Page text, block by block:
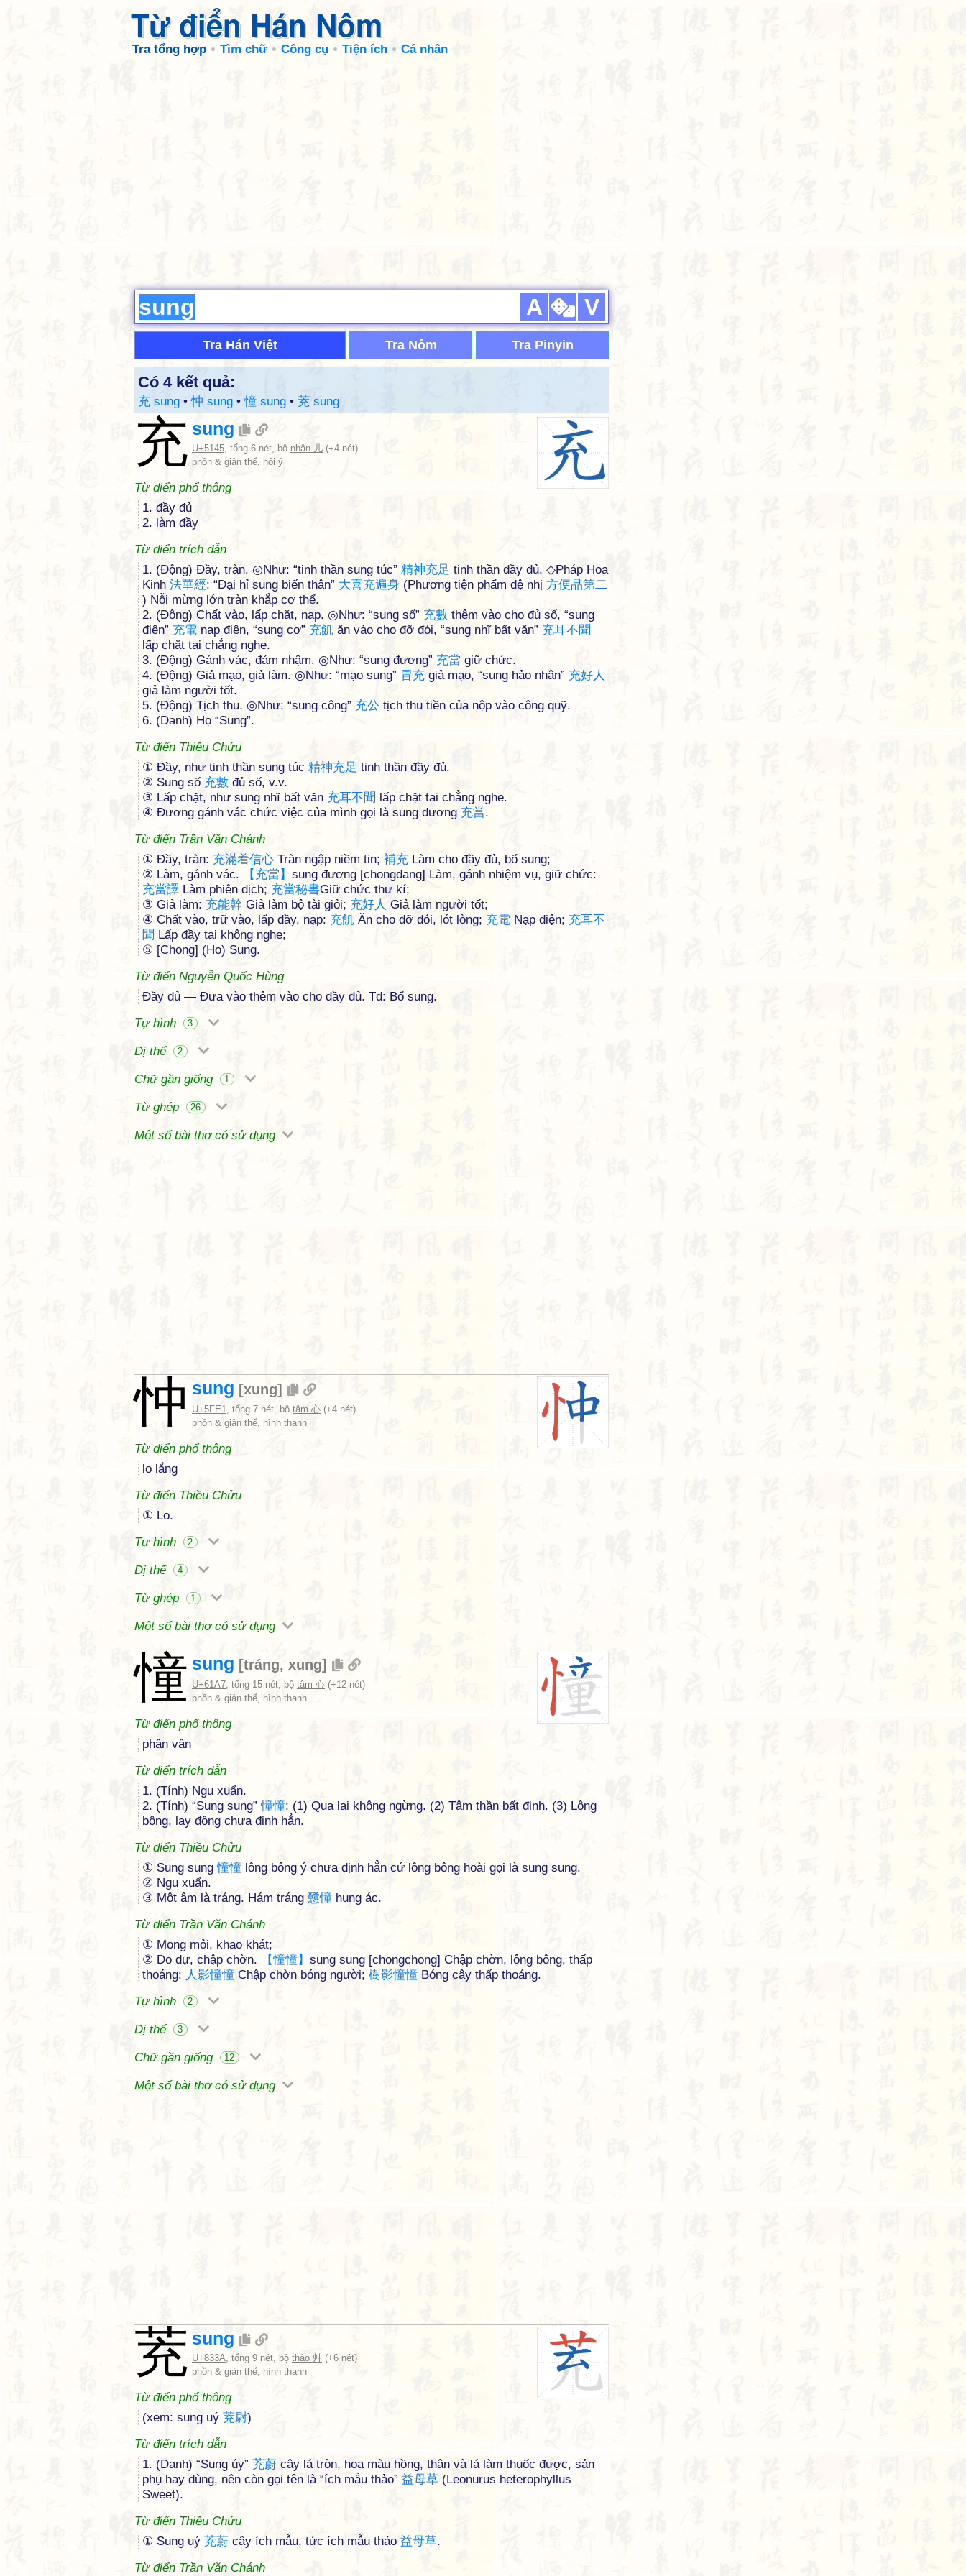
Từ điển Hán Nôm
Tra tổng hợp Tìm chữ Công cụ Tiện ích Cá nhân
A V
Tra Hán Việt Tra Nôm Tra Pinyin
Có 4 kết quả:
充 sung •忡 sung •憧 sung • 茺 sung
充 sung
U+5145, tổng 6 nét, bộ nhân 儿 (+4 nét)
phồn & giản thể, hội ý
Từ điển phổ thông
1. đầy đủ
2. làm đầy
Từ điển trích dẫn
1. (Động) Đầy, tràn. ◎Như: “tinh thần sung túc” 精神充足 tinh thần đầy đủ. ◇Pháp Hoa
Kinh 法華經: “Đại hỉ sung biến thân” 大喜充遍身 (Phương tiện phẩm đệ nhị 方便品第二
) Nỗi mừng lớn tràn khắp cơ thể.
2. (Động) Chất vào, lấp chặt, nạp. ◎Như: “sung số” 充數 thêm vào cho đủ số, “sung
điện” 充電 nạp điện, “sung cơ” 充飢 ăn vào cho đỡ đói, “sung nhĩ bất văn” 充耳不聞
lấp chặt tai chẳng nghe.
3. (Động) Gánh vác, đảm nhậm. ◎Như: “sung đương” 充當 giữ chức.
4. (Động) Giả mạo, giả làm. ◎Như: “mạo sung” 冒充 giả mạo, “sung hảo nhân” 充好人
giả làm người tốt.
5. (Động) Tịch thu. ◎Như: “sung công” 充公 tịch thu tiền của nộp vào công quỹ.
6. (Danh) Họ “Sung”.
Từ điển Thiều Chửu
① Ðầy, như tinh thần sung túc 精神充足 tinh thần đầy đủ.
② Sung số 充數 đủ số, v.v.
③ Lấp chặt, như sung nhĩ bất văn 充耳不聞 lấp chặt tai chẳng nghe.
④ Ðương gánh vác chức việc của mình gọi là sung đương 充當.
Từ điển Trần Văn Chánh
① Đầy, tràn: 充滿着信心 Tràn ngập niềm tin; 補充 Làm cho đầy đủ, bổ sung;
② Làm, gánh vác.
【 充當 】 sung đương [chongdang] Làm, gánh nhiệm vụ, giữ chức:
充當譯 Làm phiên dịch; 充當秘書Giữ chức thư kí;
③ Giả làm: 充能幹 Giả làm bộ tài giỏi; 充好人 Giả làm người tốt;
④ Chất vào, trữ vào, lấp đầy, nạp: 充飢 Ăn cho đỡ đói, lót lòng; 充電 Nạp điện; 充耳不
聞 Lấp đầy tai không nghe;
⑤ [Chong] (Họ) Sung.
Từ điển Nguyễn Quốc Hùng
Đầy đủ — Đưa vào thêm vào cho đầy đủ. Td: Bổ sung.
Tự hình
3
Dị thể 2
Chữ gần giống 1
Từ ghép 26
Một số bài thơ có sử dụng
忡 sung [xung]
U+5FE1, tổng 7 nét, bộ tâm 心 (+4 nét)
phồn & giản thể, hình thanh
Từ điển phổ thông
lo lắng
Từ điển Thiều Chửu
① Lo.
Tự hình
2
Dị thể 4
Từ ghép 1
Một số bài thơ có sử dụng
憧 sung [tráng, xung]
U+61A7, tổng 15 nét, bộ tâm 心 (+12 nét)
phồn & giản thể, hình thanh
Từ điển phổ thông
phân vân
Từ điển trích dẫn
1. (Tính) Ngu xuẩn.
2. (Tính) “Sung sung”憧憧: (1) Qua lại không ngừng. (2) Tâm thần bất định. (3) Lông
bông, lay động chưa định hẳn.
Từ điển Thiều Chửu
① Sung sung憧憧 lông bông ý chưa định hẳn cứ lông bông hoài gọi là sung sung.
② Ngu xuẩn.
③ Một âm là tráng. Hám tráng 戇憧 hung ác.
Từ điển Trần Văn Chánh
① Mong mỏi, khao khát;
② Do dự, chập chờn.
【憧憧】 sung sung [chongchong] Chập chờn, lông bông, thấp
thoáng: 人影憧憧 Chập chờn bóng người; 樹影憧憧 Bóng cây thấp thoáng.
Tự hình
2
Dị thể 3
Chữ gần giống 12
Một số bài thơ có sử dụng
茺 sung
U+833A, tổng 9 nét, bộ thảo 艸 (+6 nét)
phồn & giản thể, hình thanh
Từ điển phổ thông
(xem: sung uý 茺尉)
Từ điển trích dẫn
1. (Danh) “Sung úy” 茺蔚 cây lá tròn, hoa màu hồng, thân và lá làm thuốc được, sản
phụ hay dùng, nên còn gọi tên là “ích mẫu thảo” 益母草 (Leonurus heterophyllus
Sweet).
Từ điển Thiều Chửu
① Sung uý 茺蔚 cây ích mẫu, tức ích mẫu thảo 益母草.
Từ điển Trần Văn Chánh